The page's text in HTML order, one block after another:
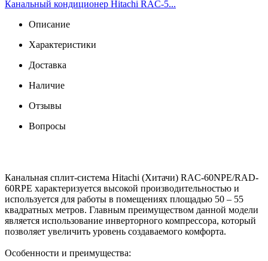
Канальный кондиционер Hitachi RAC-5...
Описание
Характеристики
Доставка
Наличие
Отзывы
Вопросы
Канальная сплит-система Hitachi (Хитачи) RAC-60NPE/RAD-
60RPE характеризуется высокой производительностью и
используется для работы в помещениях площадью 50 – 55
квадратных метров. Главным преимуществом данной модели
является использование инверторного компрессора, который
позволяет увеличить уровень создаваемого комфорта.
Особенности и преимущества: